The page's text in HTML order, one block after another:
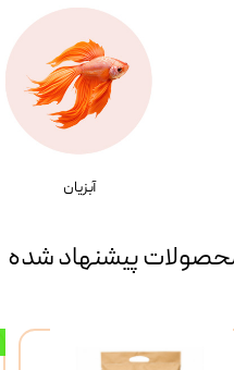
آبزیان
پیشنهاد شده